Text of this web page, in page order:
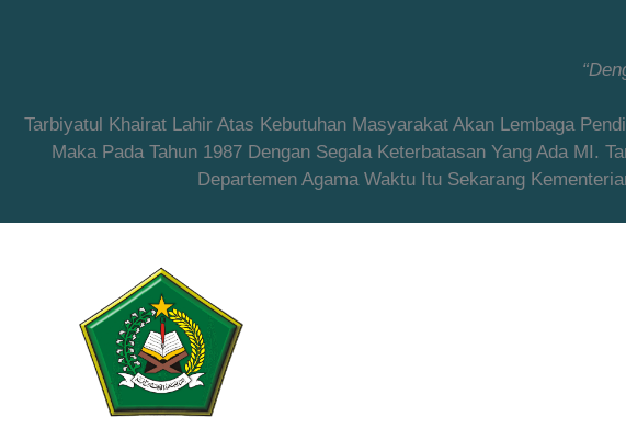
Tarbiyatul Khairat Lahir Atas Kebutuhan Masyarakat Akan Lembaga
Maka Pada Tahun 1987 Dengan Segala Keterbatasan Yang Ada MI.
Departemen Agama Waktu Itu Sekarang